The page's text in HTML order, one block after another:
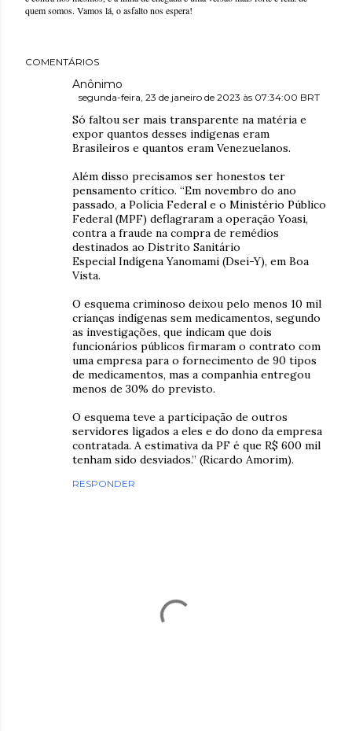
quem somos. Vamos lá, o asfalto nos espera!
COMENTÁRIOS
Anônimo
segunda-feira, 23 de janeiro de 2023 às 07:34:00 BRT
Só faltou ser mais transparente na matéria e
expor quantos desses indígenas eram
Brasileiros e quantos eram Venezuelanos.
Além disso precisamos ser honestos ter
pensamento crítico. “Em novembro do ano
passado, a Polícia Federal e o Ministério Público
Federal (MPF) deflagraram a operação Yoasi,
contra a fraude na compra de remédios
destinados ao Distrito Sanitário
Especial Indígena Yanomami (Dsei-Y), em Boa
Vista.
O esquema criminoso deixou pelo menos 10 mil
crianças indígenas sem medicamentos, segundo
as investigações, que indicam que dois
funcionários públicos firmaram o contrato com
uma empresa para o fornecimento de 90 tipos
de medicamentos, mas a companhia entregou
menos de 30% do previsto.
O esquema teve a participação de outros
servidores ligados a eles e do dono da empresa
contratada. A estimativa da PF é que R$ 600 mil
tenham sido desviados.” (Ricardo Amorim).
RESPONDER